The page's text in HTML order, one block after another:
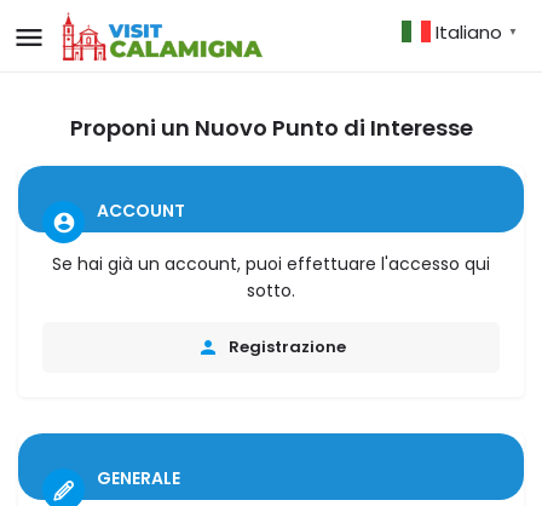
Proponi un Nuovo Punto di Interesse
ACCOUNT
Se hai già un account, puoi effettuare l'accesso qui
sotto.
Registrazione
GENERALE
Italiano ▼